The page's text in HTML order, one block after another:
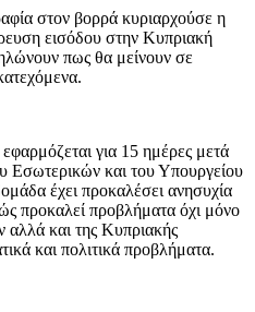
στον βορρά κυριαρχούσε η
εισόδου στην Κυπριακή
πως θα μείνουν σε
για 15 ημέρες μετά
Εσωτερικών και του Υπουργείου
έχει προκαλέσει ανησυχία
προκαλεί προβλήματα όχι μόνο
αλλά και της Κυπριακής
και πολιτικά προβλήματα.